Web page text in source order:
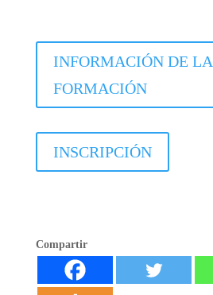
INFORMACIÓN DE LA
FORMACIÓN
INSCRIPCIÓN
Compartir